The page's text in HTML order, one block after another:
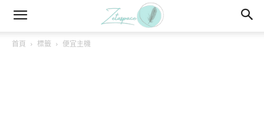
首頁 標籤 便宜主機